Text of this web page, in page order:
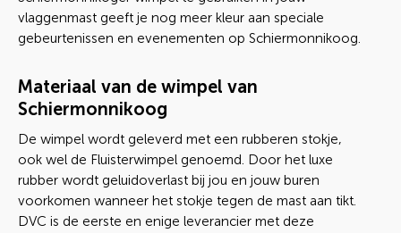
vlaggenmast geeft je nog meer kleur aan speciale
gebeurtenissen en evenementen op Schiermonnikoog.
Materiaal van de wimpel van
Schiermonnikoog
De wimpel wordt geleverd met een rubberen stokje,
ook wel de Fluisterwimpel genoemd. Door het luxe
rubber wordt geluidoverlast bij jou en jouw buren
voorkomen wanneer het stokje tegen de mast aan tikt.
DVC is de eerste en enige leverancier met deze